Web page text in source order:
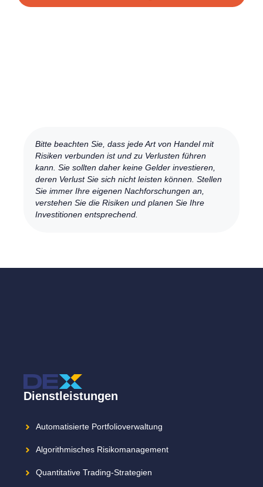
Bitte beachten Sie, dass jede Art von Handel mit
Risiken verbunden ist und zu Verlusten führen
kann. Sie sollten daher keine Gelder investieren,
deren Verlust Sie sich nicht leisten können. Stellen
Sie immer Ihre eigenen Nachforschungen an,
verstehen Sie die Risiken und planen Sie Ihre
Investitionen entsprechend.
Dienstleistungen
Automatisierte Portfolioverwaltung
Algorithmisches Risikomanagement
Quantitative Trading-Strategien